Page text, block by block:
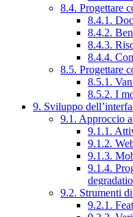
8.4. Progettare
8.4.1.
8.4.2.
8.4.3.
8.4.4.
8.5. Progettare
8.5.1.
8.5.2. I
9. Sviluppo
9.1. Approccio
9.1.1.
9.1.2.
9.1.3.
9.1.4.
9.2. Strumenti
9.2.1.